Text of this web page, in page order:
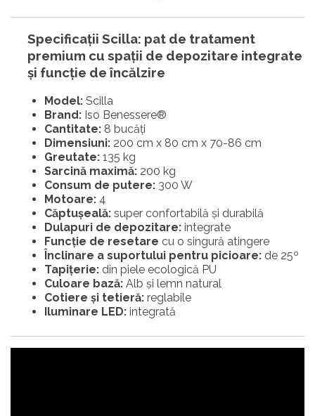
Specificații Scilla: pat de tratament
premium cu spații de depozitare integrate
și funcție de încălzire
Model: Scilla
Brand: Iso Benessere®
Cantitate: 8 bucăți
Dimensiuni: 200 cm x 80 cm x 70-86 cm
Greutate: 135 kg
Sarcină maximă: 200 kg
Consum de putere: 300 W
Motoare: 4
Căptușeală: super confortabilă și durabilă
Dulapuri de depozitare: integrate
Funcție de resetare cu o singură atingere
Înclinare a suportului pentru picioare: de 25º
Tapițerie: din piele ecologică PU
Culoare bază: Alb și lemn natural
Cotiere și tetieră: reglabile
Iluminare LED: integrată